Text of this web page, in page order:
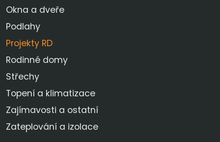
Okna a dveře
Podlahy
Projekty RD
Rodinné domy
Střechy
Topení a klimatizace
Zajímavosti a ostatní
Zateplování a izolace